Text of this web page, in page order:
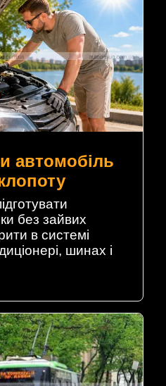
автомобіль
без зайвих
в системі
шинах і